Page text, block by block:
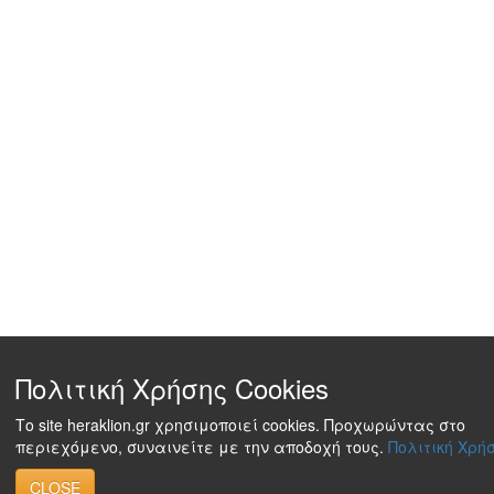
Πολιτική Χρήσης Cookies
Το site heraklion.gr χρησιμοποιεί cookies. Προχωρώντας στο
περιεχόμενο, συναινείτε με την αποδοχή τους. Πολιτική
CLOSE